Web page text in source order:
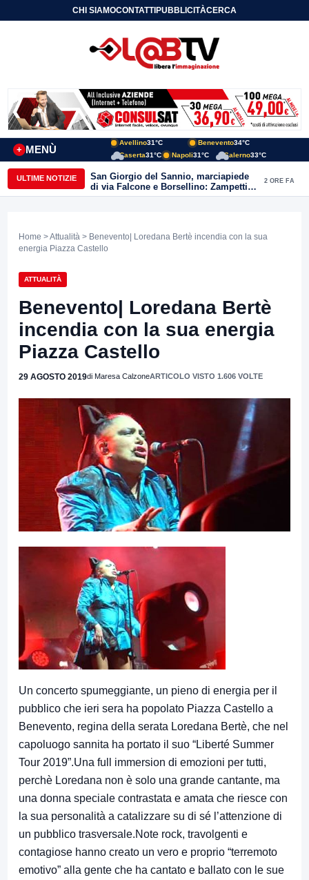
CHI SIAMOCONTATTIPUBBLICITÀCERCA
MENÙ
+
Avellino31°C Benevento34°C
Caserta31°C Napoli31°C Salerno33°C
ULTIME NOTIZIE
San Giorgio del Sannio, marciapiede
di via Falcone e Borsellino: Zampetti e
Lombardi replicano alle polemiche
2 ORE FA
Home >Attualità > Benevento| Loredana Bertè incendia con la sua
energia Piazza Castello
ATTUALITÀ
Benevento| Loredana Bertè
incendia con la sua energia
Piazza Castello
29 AGOSTO 2019di Maresa CalzoneARTICOLO VISTO 1.606 VOLTE
Un concerto spumeggiante, un pieno di energia per il
pubblico che ieri sera ha popolato Piazza Castello a
Benevento, regina della serata Loredana Bertè, che nel
capoluogo sannita ha portato il suo “Liberté Summer
Tour 2019”.Una full immersion di emozioni per tutti,
perchè Loredana non è solo una grande cantante, ma
una donna speciale contrastata e amata che riesce con
la sua personalità a catalizzare su di sé l’attenzione di
un pubblico trasversale.Note rock, travolgenti e
contagiose hanno creato un vero e proprio “terremoto
emotivo” alla gente che ha cantato e ballato con le sue